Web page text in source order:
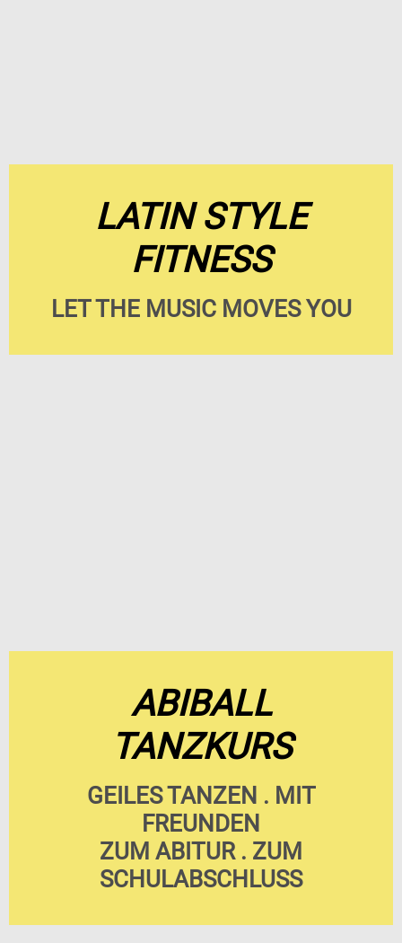
LATIN STYLE
FITNESS
LET THE MUSIC MOVES YOU
ABIBALL
TANZKURS
GEILES TANZEN . MIT
FREUNDEN
ZUM ABITUR . ZUM
SCHULABSCHLUSS